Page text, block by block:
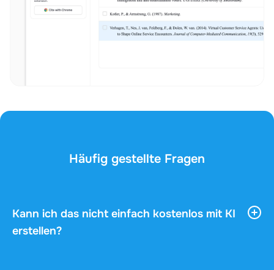
Häufig gestellte Fragen
Kann ich das nicht einfach kostenlos mit KI
erstellen?